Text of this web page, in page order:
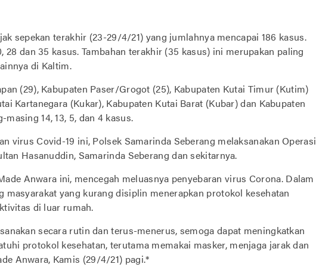
sepekan terakhir (23-29/4/21) yang jumlahnya mencapai 186 kasus.
28 dan 35 kasus. Tambahan terakhir (35 kasus) ini merupakan paling
di Kaltim.
(29), Kabupaten Paser/Grogot (25), Kabupaten Kutai Timur (Kutim)
Kartanegara (Kukar), Kabupaten Kutai Barat (Kubar) dan Kabupaten
14, 13, 5, dan 4 kasus.
virus Covid-19 ini, Polsek Samarinda Seberang melaksanakan Operasi
Hasanuddin, Samarinda Seberang dan sekitarnya.
Anwara ini, mencegah meluasnya penyebaran virus Corona. Dalam
masyarakat yang kurang disiplin menerapkan protokol kesehatan
di luar rumah.
secara rutin dan terus-menerus, semoga dapat meningkatkan
protokol kesehatan, terutama memakai masker, menjaga jarak dan
Anwara, Kamis (29/4/21) pagi.*